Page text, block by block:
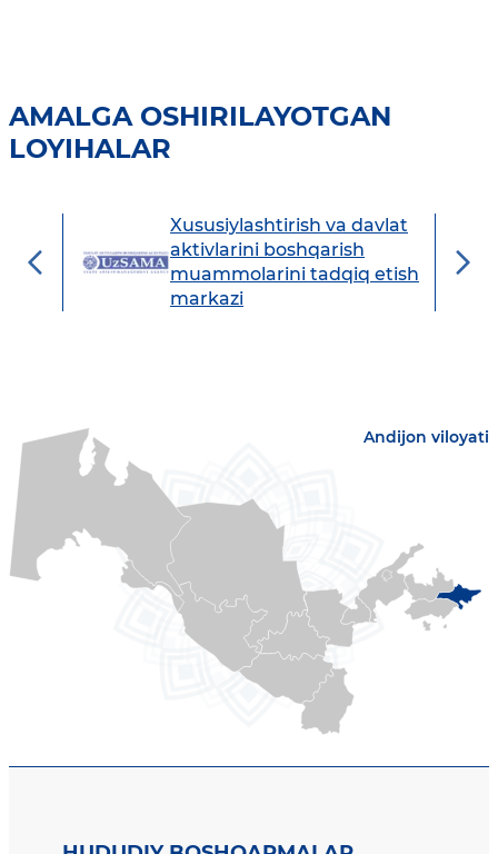
AMALGA OSHIRILAYOTGAN
LOYIHALAR
Xususiylashtirish va davlat
aktivlarini boshqarish
muammolarini tadqiq etish
markazi
Andijon viloyati